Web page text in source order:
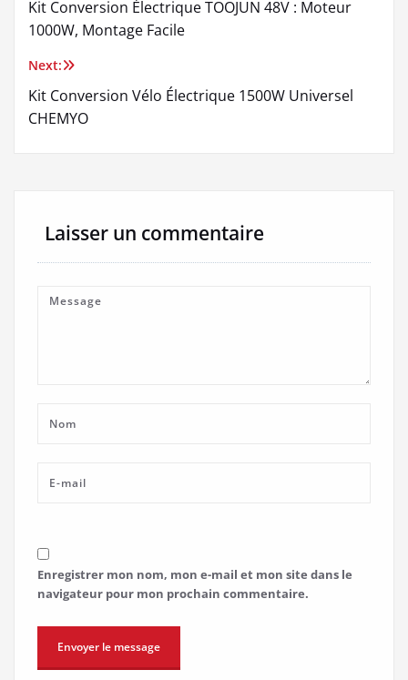
de
l’article
Kit Conversion Électrique TOOJUN 48V : Moteur
1000W, Montage Facile
Next:
Kit Conversion Vélo Électrique 1500W Universel
CHEMYO
Laisser un commentaire
Enregistrer mon nom, mon e-mail et mon site dans le
navigateur pour mon prochain commentaire.